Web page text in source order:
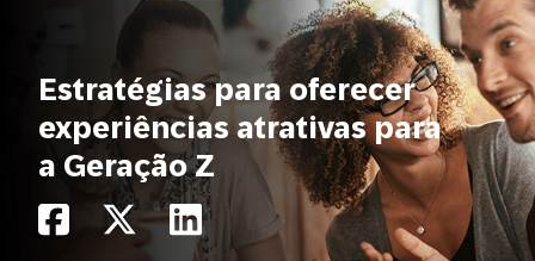
Estratégias para oferecer
experiências atrativas para
a Geração Z